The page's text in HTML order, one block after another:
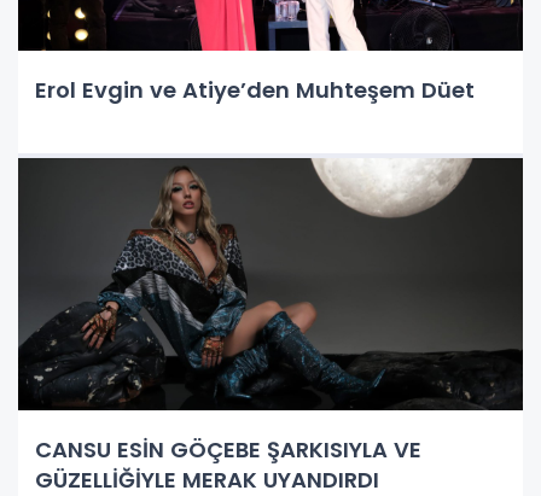
Erol Evgin ve Atiye’den Muhteşem Düet
CANSU ESİN GÖÇEBE ŞARKISIYLA VE
GÜZELLİĞİYLE MERAK UYANDIRDI